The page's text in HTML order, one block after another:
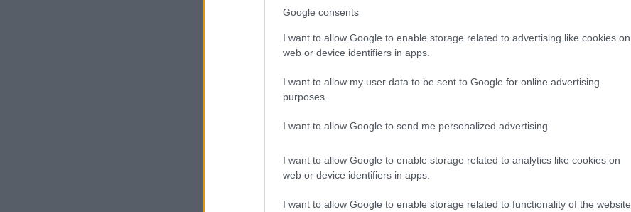
Google consents
I want to allow Google to enable storage related to advertising like cookies on
web or device identifiers in apps.
I want to allow my user data to be sent to Google for online advertising
purposes.
I want to allow Google to send me personalized advertising.
I want to allow Google to enable storage related to analytics like cookies on
web or device identifiers in apps.
I want to allow Google to enable storage related to functionality of the website